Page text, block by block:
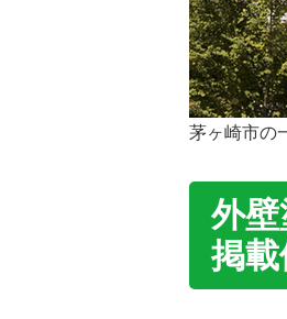
茅ヶ崎市の
外
掲